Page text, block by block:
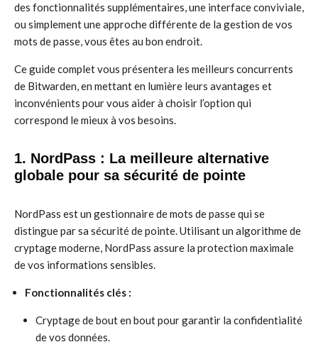
des fonctionnalités supplémentaires, une interface conviviale,
ou simplement une approche différente de la gestion de vos
mots de passe, vous êtes au bon endroit.
Ce guide complet vous présentera les meilleurs concurrents
de Bitwarden, en mettant en lumière leurs avantages et
inconvénients pour vous aider à choisir l’option qui
correspond le mieux à vos besoins.
1. NordPass : La meilleure alternative
globale pour sa sécurité de pointe
NordPass est un gestionnaire de mots de passe qui se
distingue par sa sécurité de pointe. Utilisant un algorithme de
cryptage moderne, NordPass assure la protection maximale
de vos informations sensibles.
Fonctionnalités clés :
Cryptage de bout en bout pour garantir la confidentialité
de vos données.